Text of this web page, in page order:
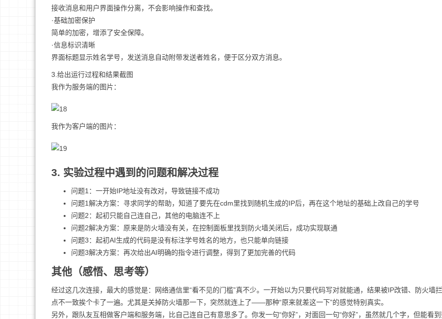
接收消息和用户界面操作分离，不会影响操作和查找。
·基础加密保护
简单的加密，增添了安全保障。
·信息标识清晰
界面标题显示姓名学号，发送消息自动附带发送者姓名，便于区分双方消息。
3.给出运行过程和结果截图
我作为服务端的图片：
我作为客户端的图片：
3. 实验过程中遇到的问题和解决过程
问题1：一开始IP地址没有改对，导致链接不成功
问题1解决方案：寻求同学的帮助，知道了要先在cdm里找到随机生成的IP后，再在这个地址的基础上改自己的学号
问题2：起初只能自己连自己，其他的电脑连不上
问题2解决方案：原来是防火墙没有关，在控制面板里找到防火墙关闭后，成功实现联通
问题3：起初AI生成的代码是没有标注学号姓名的地方，也只能单向链接
问题3解决方案：再次给出AI明确的指令进行调整，得到了更加完善的代码
其他（感悟、思考等）
经过这几次连接，最大的感觉是：网络通信里“看不见的门槛”真不少。一开始以为只要代码写对就能通，结果被IP改错、防火墙
点不一致挨个卡了一遍。尤其是关掉防火墙那一下，突然就连上了——那种“原来就差这一下”的感觉特别真实。
另外，跟队友互相做客户端和服务端，比自己连自己有意思多了。你发一句“你好”，对面回一句“你好”，虽然就几个字，但能看